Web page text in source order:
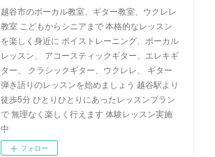
越谷市のボーカル教室、ギター教室、ウクレレ
教室 こどもからシニアまで 本格的なレッスン
を楽しく身近に ボイストレーニング、ボーカル
レッスン、 アコースティックギター、エレキギ
ター、 クラシックギター、ウクレレ、 ギター
弾き語りのレッスンを始めましょう 越谷駅より
徒歩5分 ひとりひとりにあったレッスンプラン
で 無理なく楽しく行えます 体験レッスン実施
中
フォロー